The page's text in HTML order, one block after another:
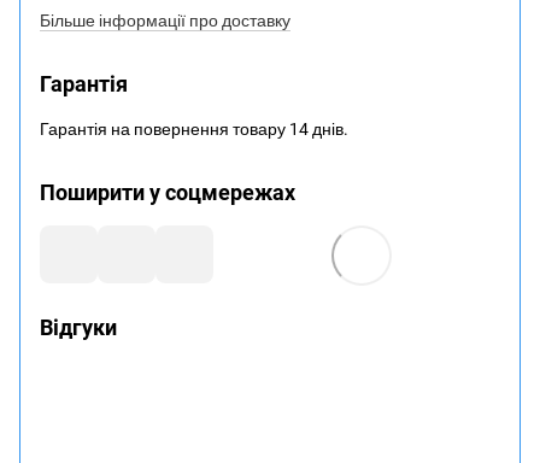
Більше інформації про доставку
Гарантія
Гарантія на повернення товару 14 днів.
Поширити у соцмережах
Відгуки